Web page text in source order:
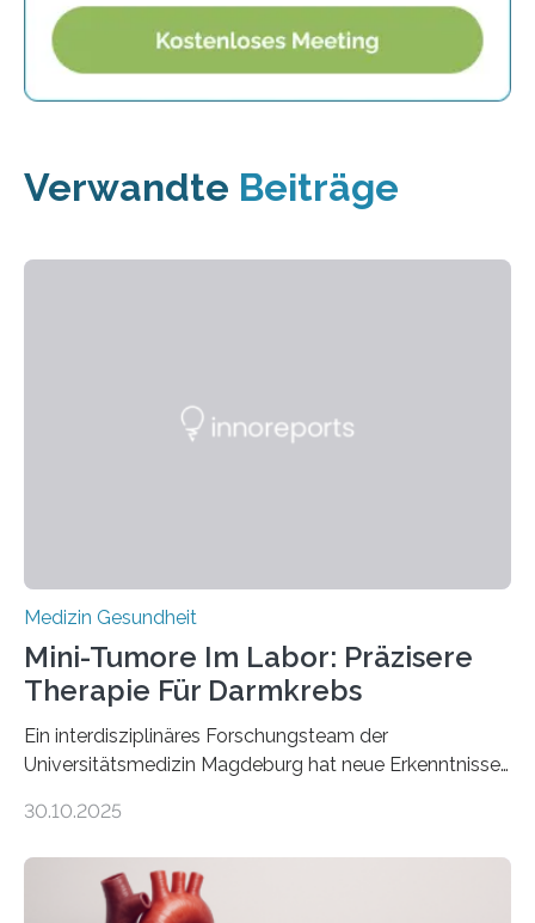
Verwandte Beiträge
Medizin Gesundheit
Mini-Tumore Im Labor: Präzisere
Therapie Für Darmkrebs
Ein interdisziplinäres Forschungsteam der
Universitätsmedizin Magdeburg hat neue Erkenntnisse
behandelt werden kann. In ihrer aktuellen Studie,
Oncology, zeigen die Forschenden, dass Mini-Tumore
aus Gewebe von Patientinnen und Patienten –
30.10.2025